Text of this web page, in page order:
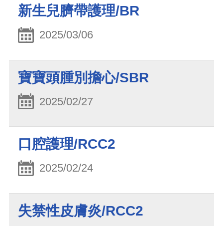
新生兒臍帶護理/BR
2025/03/06
寶寶頭腫別擔心/SBR
2025/02/27
口腔護理/RCC2
2025/02/24
失禁性皮膚炎/RCC2